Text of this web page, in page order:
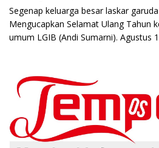
Segenap keluarga besar laskar
Mengucapkan Selamat Ulang Tahun
umum LGIB (Andi Sumarni). Agustus